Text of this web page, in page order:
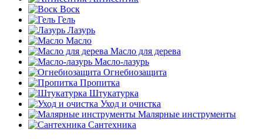
Воск
Гель
Лазурь
Масло
Масло для дерева
Масло-лазурь
Огнебиозащита
Пропитка
Штукатурка
Уход и очистка
Малярные инструменты
Сантехника